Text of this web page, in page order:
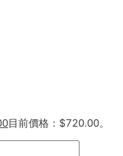
目前價格：$720.00。